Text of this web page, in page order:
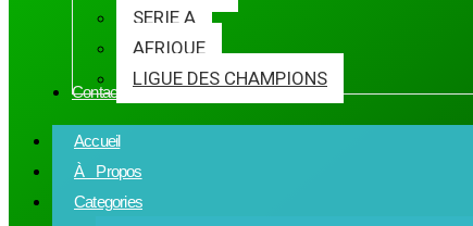
SERIE A
AFRIQUE
LIGUE DES CHAMPIONS
Contact
Accueil
À Propos
Categories